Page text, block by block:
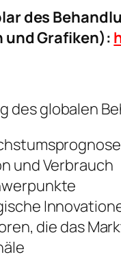
des
und Grafiken):
globalen
und Verbrauch
die das